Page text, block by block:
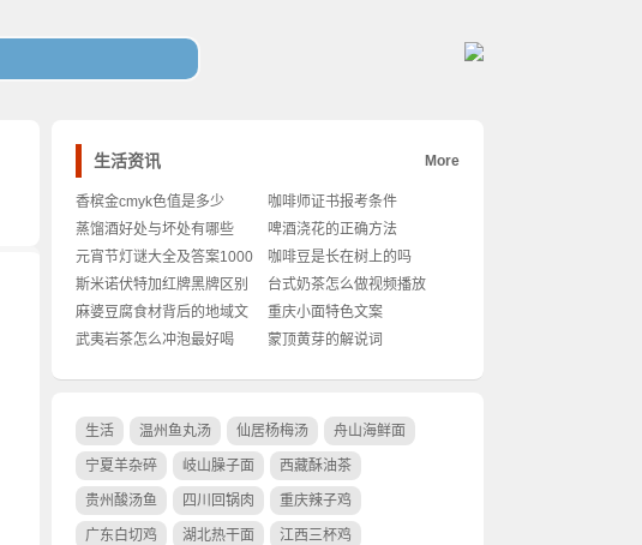
生活资讯 More
香槟金cmyk色值是多少
咖啡师证书报考条件
蒸馏酒好处与坏处有哪些
啤酒浇花的正确方法
元宵节灯谜大全及答案1000
个
咖啡豆是长在树上的吗
斯米诺伏特加红牌黑牌区别
台式奶茶怎么做视频播放
麻婆豆腐食材背后的地域文
化
重庆小面特色文案
武夷岩茶怎么冲泡最好喝
蒙顶黄芽的解说词
生活 温州鱼丸汤 仙居杨梅汤 舟山海鲜面
宁夏羊杂碎 岐山臊子面 西藏酥油茶
贵州酸汤鱼 四川回锅肉 重庆辣子鸡
广东白切鸡 湖北热干面 江西三杯鸡